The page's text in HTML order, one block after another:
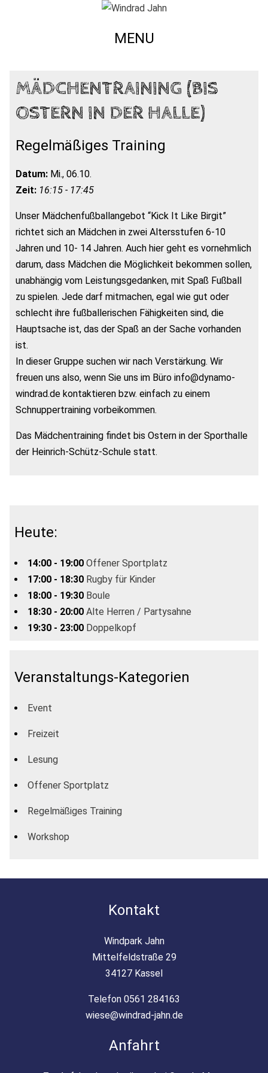
MENU
MÄDCHENTRAINING (BIS
OSTERN IN DER HALLE)
Regelmäßiges Training
Datum: Mi., 06.10.
Zeit: 16:15 - 17:45
Unser Mädchenfußballangebot “Kick It Like Birgit”
richtet sich an Mädchen in zwei Altersstufen 6-10
Jahren und 10- 14 Jahren. Auch hier geht es vornehmlich
darum, dass Mädchen die Möglichkeit bekommen sollen,
unabhängig vom Leistungsgedanken, mit Spaß Fußball
zu spielen. Jede darf mitmachen, egal wie gut oder
schlecht ihre fußballerischen Fähigkeiten sind, die
Hauptsache ist, das der Spaß an der Sache vorhanden
ist.
In dieser Gruppe suchen wir nach Verstärkung. Wir
freuen uns also, wenn Sie uns im Büro info@dynamo-
windrad.de kontaktieren bzw. einfach zu einem
Schnuppertraining vorbeikommen.
Das Mädchentraining findet bis Ostern in der Sporthalle
der Heinrich-Schütz-Schule statt.
Heute:
14:00 - 19:00 Offener Sportplatz
17:00 - 18:30 Rugby für Kinder
18:00 - 19:30 Boule
18:30 - 20:00 Alte Herren / Partysahne
19:30 - 23:00 Doppelkopf
Veranstaltungs-Kategorien
Event
Freizeit
Lesung
Offener Sportplatz
Regelmäßiges Training
Workshop
Kontakt
Windpark Jahn
Mittelfeldstraße 29
34127 Kassel
Telefon 0561 284163
wiese@windrad-jahn.de
Anfahrt